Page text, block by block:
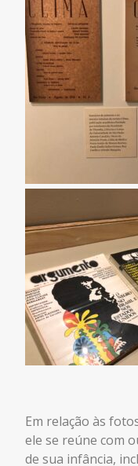
Em relação às
ele se reúne com
de sua infância,